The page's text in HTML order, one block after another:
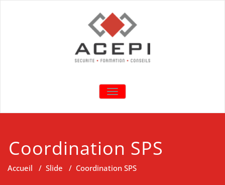
Acepi conseils
TOGGLE NAVIGATION
Coordination SPS
Accueil / Slide / Coordination SPS